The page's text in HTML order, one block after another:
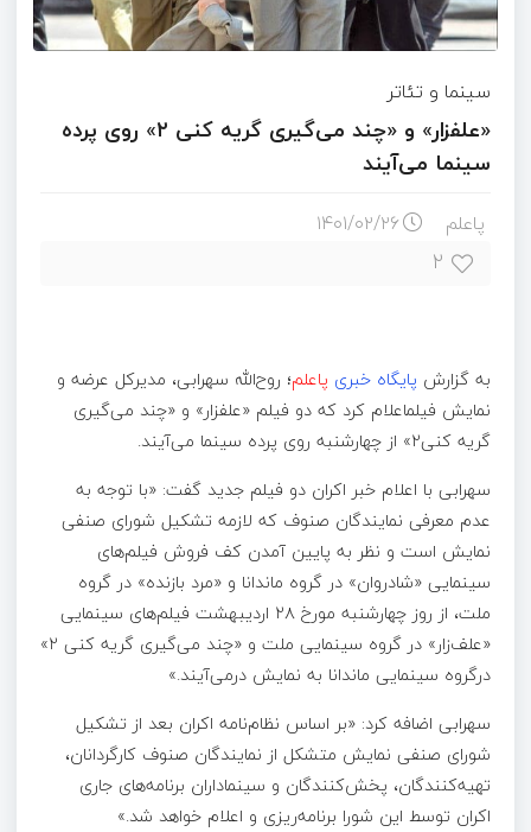
سینما و تئاتر
«علفزار» و «چند می‌گیری گریه کنی ۲» روی پرده
سینما می‌آیند
پاعلم ۱۴۰۱/۰۲/۲۶
۲
به گزارش پایگاه خبری پاعلم؛ روح‌الله سهرابی، مدیرکل عرضه و
نمایش فیلماعلام کرد که دو فیلم «علفزار» و «چند می‌گیری
گریه کنی۲» از چهارشنبه روی پرده سینما می‌آیند.
سهرابی با اعلام خبر اکران دو فیلم جدید گفت: «با توجه به
عدم معرفی نمایندگان صنوف که لازمه تشکیل شورای صنفی
نمایش است و نظر به پایین آمدن کف فروش فیلم‌های
سینمایی «شادروان» در گروه ماندانا و «مرد بازنده» در گروه
ملت، از روز چهارشنبه مورخ ۲۸ اردیبهشت فیلم‌های سینمایی
«علف‌زار» در گروه سینمایی ملت و «چند می‌گیری گریه کنی ۲»
درگروه سینمایی ماندانا به نمایش درمی‌آیند.»
سهرابی اضافه کرد: «بر اساس نظام‌نامه اکران بعد از تشکیل
شورای صنفی نمایش متشکل از نمایندگان صنوف کارگردانان،
تهیه‌کنندگان، پخش‌کنندگان و سینماداران برنامه‌های جاری
اکران توسط این شورا برنامه‌ریزی و اعلام خواهد شد.»